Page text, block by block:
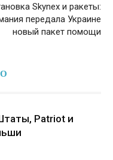
Skynex и ракеты:
передала Украине
новый пакет помощи
Patriot и